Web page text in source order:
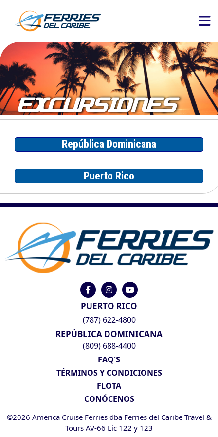
EXCURSIONES
PUERTO RICO
(787) 622-4800
REPÚBLICA DOMINICANA
(809) 688-4400
FAQ'S
TÉRMINOS Y CONDICIONES
FLOTA
CONÓCENOS
©2026 America Cruise Ferries dba Ferries del Caribe Travel &
Tours AV-66 Lic 122 y 123